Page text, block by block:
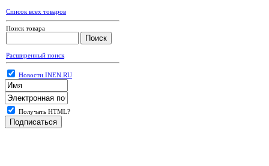
Список всех товаров
Поиск товара
Расширенный поиск
Новости INEN.RU
Получать HTML?